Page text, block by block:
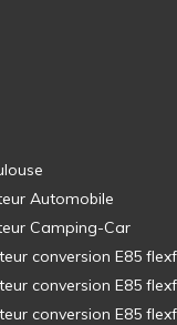
Automobile
Camping-Car
conversion E85
conversion E85
conversion E85